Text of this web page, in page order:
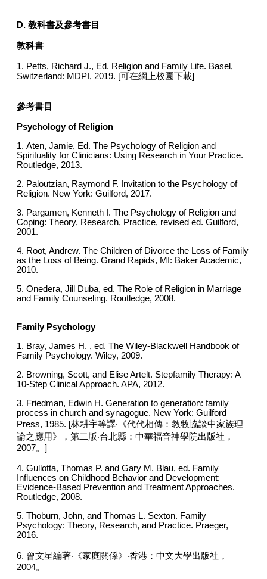
D. 教科書及參考書目
教科書
1. Petts, Richard J., Ed. Religion and Family Life. Basel,
Switzerland: MDPI, 2019. [可在網上校園下載]
參考書目
Psychology of Religion
1. Aten, Jamie, Ed. The Psychology of Religion and
Spirituality for Clinicians: Using Research in Your Practice.
Routledge, 2013.
2. Paloutzian, Raymond F. Invitation to the Psychology of
Religion. New York: Guilford, 2017.
3. Pargamen, Kenneth I. The Psychology of Religion and
Coping: Theory, Research, Practice, revised ed. Guilford,
2001.
4. Root, Andrew. The Children of Divorce the Loss of Family
as the Loss of Being. Grand Rapids, MI: Baker Academic,
2010.
5. Onedera, Jill Duba, ed. The Role of Religion in Marriage
and Family Counseling. Routledge, 2008.
Family Psychology
1. Bray, James H. , ed. The Wiley-Blackwell Handbook of
Family Psychology. Wiley, 2009.
2. Browning, Scott, and Elise Artelt. Stepfamily Therapy: A
10-Step Clinical Approach. APA, 2012.
3. Friedman, Edwin H. Generation to generation: family
process in church and synagogue. New York: Guilford
Press, 1985. [林耕宇等譯‧《代代相傳：教牧協談中家族理
論之應用》，第二版‧台北縣：中華福音神學院出版社，
2007。]
4. Gullotta, Thomas P. and Gary M. Blau, ed. Family
Influences on Childhood Behavior and Development:
Evidence-Based Prevention and Treatment Approaches.
Routledge, 2008.
5. Thoburn, John, and Thomas L. Sexton. Family
Psychology: Theory, Research, and Practice. Praeger,
2016.
6. 曾文星編著‧《家庭關係》‧香港：中文大學出版社，
2004。